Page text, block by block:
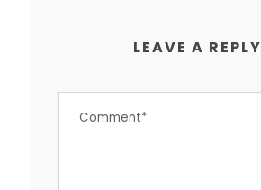
LEAVE A REPLY